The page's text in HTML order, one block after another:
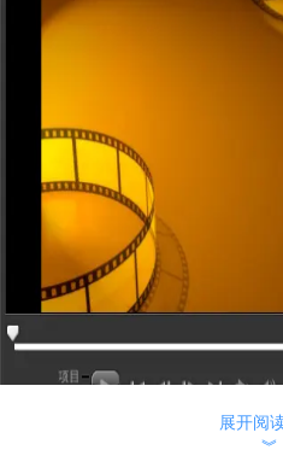
有了会声会影视频编辑软件，你不用
展开阅
︾